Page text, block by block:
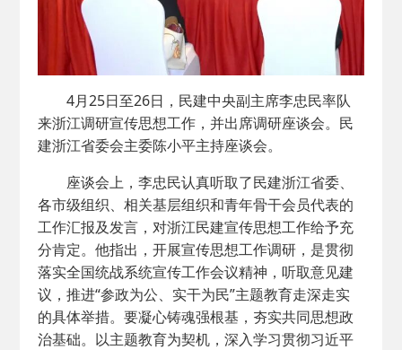
4月25日至26日，民建中央副主席李忠民率队
来浙江调研宣传思想工作，并出席调研座谈会。民
建浙江省委会主委陈小平主持座谈会。
座谈会上，李忠民认真听取了民建浙江省委、
各市级组织、相关基层组织和青年骨干会员代表的
工作汇报及发言，对浙江民建宣传思想工作给予充
分肯定。他指出，开展宣传思想工作调研，是贯彻
落实全国统战系统宣传工作会议精神，听取意见建
议，推进“参政为公、实干为民”主题教育走深走实
的具体举措。要凝心铸魂强根基，夯实共同思想政
治基础。以主题教育为契机，深入学习贯彻习近平